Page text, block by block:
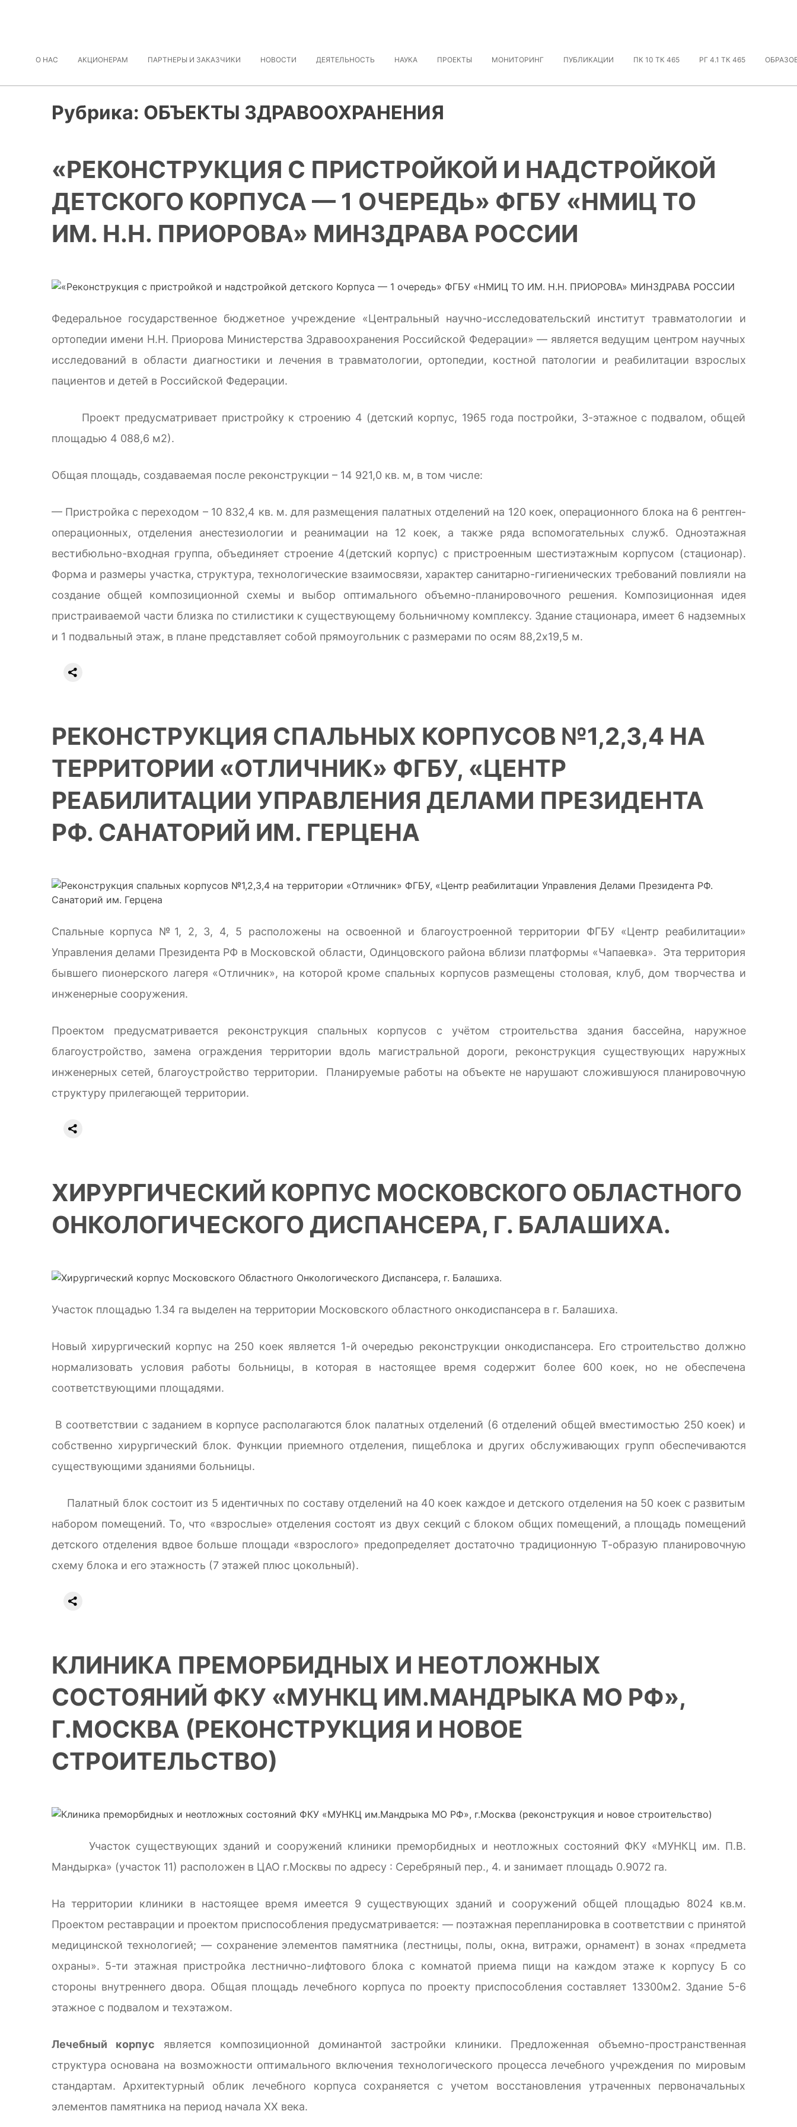
О НАС АКЦИОНЕРАМ ПАРТНЕРЫ И ЗАКАЗЧИКИ НОВОСТИ ДЕЯТЕЛЬНОСТЬ НАУКА ПРОЕКТЫ МОНИТОРИНГ ПУБЛИКАЦИИ ПК 10 ТК 465 РГ 4.1 ТК 465
Рубрика: ОБЪЕКТЫ ЗДРАВООХРАНЕНИЯ
«РЕКОНСТРУКЦИЯ С ПРИСТРОЙКОЙ И НАДСТРОЙКОЙ
ДЕТСКОГО КОРПУСА — 1 ОЧЕРЕДЬ» ФГБУ «НМИЦ ТО
ИМ. Н.Н. ПРИОРОВА» МИНЗДРАВА РОССИИ
Федеральное государственное бюджетное учреждение «Центральный научно-исследовательский институт травматологии и
ортопедии имени Н.Н. Приорова Министерства Здравоохранения Российской Федерации» — является ведущим центром научных
исследований в области диагностики и лечения в травматологии, ортопедии, костной патологии и реабилитации взрослых
пациентов и детей в Российской Федерации.
Проект предусматривает пристройку к строению 4 (детский корпус, 1965 года постройки, 3-этажное с подвалом, общей
площадью 4 088,6 м2).
Общая площадь, создаваемая после реконструкции – 14 921,0 кв. м, в том числе:
— Пристройка с переходом – 10 832,4 кв. м. для размещения палатных отделений на 120 коек, операционного блока на 6 рентген-
операционных, отделения анестезиологии и реанимации на 12 коек, а также ряда вспомогательных служб. Одноэтажная
вестибюльно-входная группа, объединяет строение 4(детский корпус) с пристроенным шестиэтажным корпусом (стационар).
Форма и размеры участка, структура, технологические взаимосвязи, характер санитарно-гигиенических требований повлияли на
создание общей композиционной схемы и выбор оптимального объемно-планировочного решения. Композиционная идея
пристраиваемой части близка по стилистики к существующему больничному комплексу. Здание стационара, имеет 6 надземных
и 1 подвальный этаж, в плане представляет собой прямоугольник с размерами по осям 88,2х19,5 м.
РЕКОНСТРУКЦИЯ СПАЛЬНЫХ КОРПУСОВ №1,2,3,4 НА
ТЕРРИТОРИИ «ОТЛИЧНИК» ФГБУ, «ЦЕНТР
РЕАБИЛИТАЦИИ УПРАВЛЕНИЯ ДЕЛАМИ ПРЕЗИДЕНТА
РФ. САНАТОРИЙ ИМ. ГЕРЦЕНА
Спальные корпуса №1, 2, 3, 4, 5 расположены на освоенной и благоустроенной территории ФГБУ «Центр реабилитации»
Управления делами Президента РФ в Московской области, Одинцовского района вблизи платформы «Чапаевка». Эта территория
бывшего пионерского лагеря «Отличник», на которой кроме спальных корпусов размещены столовая, клуб, дом творчества и
инженерные сооружения.
Проектом предусматривается реконструкция спальных корпусов с учётом строительства здания бассейна, наружное
благоустройство, замена ограждения территории вдоль магистральной дороги, реконструкция существующих наружных
инженерных сетей, благоустройство территории. Планируемые работы на объекте не нарушают сложившуюся планировочную
структуру прилегающей территории.
ХИРУРГИЧЕСКИЙ КОРПУС МОСКОВСКОГО ОБЛАСТНОГО
ОНКОЛОГИЧЕСКОГО ДИСПАНСЕРА, Г. БАЛАШИХА.
Участок площадью 1.34 га выделен на территории Московского областного онкодиспансера в г. Балашиха.
Новый хирургический корпус на 250 коек является 1-й очередью реконструкции онкодиспансера. Его строительство должно
нормализовать условия работы больницы, в которая в настоящее время содержит более 600 коек, но не обеспечена
соответствующими площадями.
В соответствии с заданием в корпусе располагаются блок палатных отделений (6 отделений общей вместимостью 250 коек) и
собственно хирургический блок. Функции приемного отделения, пищеблока и других обслуживающих групп обеспечиваются
существующими зданиями больницы.
Палатный блок состоит из 5 идентичных по составу отделений на 40 коек каждое и детского отделения на 50 коек с развитым
набором помещений. То, что «взрослые» отделения состоят из двух секций с блоком общих помещений, а площадь помещений
детского отделения вдвое больше площади «взрослого» предопределяет достаточно традиционную Т-образую планировочную
схему блока и его этажность (7 этажей плюс цокольный).
КЛИНИКА ПРЕМОРБИДНЫХ И НЕОТЛОЖНЫХ
СОСТОЯНИЙ ФКУ «МУНКЦ ИМ.МАНДРЫКА МО РФ»,
Г.МОСКВА (РЕКОНСТРУКЦИЯ И НОВОЕ
СТРОИТЕЛЬСТВО)
Участок существующих зданий и сооружений клиники преморбидных и неотложных состояний ФКУ «МУНКЦ им. П.В.
Мандырка» (участок 11) расположен в ЦАО г.Москвы по адресу : Серебряный пер., 4. и занимает площадь 0.9072 га.
На территории клиники в настоящее время имеется 9 существующих зданий и сооружений общей площадью 8024 кв.м.
Проектом реставрации и проектом приспособления предусматривается: — поэтажная перепланировка в соответствии с принятой
медицинской технологией; — сохранение элементов памятника (лестницы, полы, окна, витражи, орнамент) в зонах «предмета
охраны». 5-ти этажная пристройка лестнично-лифтового блока с комнатой приема пищи на каждом этаже к корпусу Б со
стороны внутреннего двора. Общая площадь лечебного корпуса по проекту приспособления составляет 13300м2. Здание 5-6
этажное с подвалом и техэтажом.
Лечебный корпус является композиционной доминантой застройки клиники. Предложенная объемно-пространственная
структура основана на возможности оптимального включения технологического процесса лечебного учреждения по мировым
стандартам. Архитектурный облик лечебного корпуса сохраняется с учетом восстановления утраченных первоначальных
элементов памятника на период начала XX века.